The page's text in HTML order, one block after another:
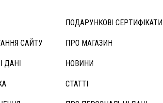
САЙТУ
ДАНІ
ПОДАРУНКОВІ СЕРТИФІКАТИ
ПРО МАГАЗИН
НОВИНИ
СТАТТІ